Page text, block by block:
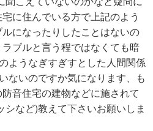
に住んでいる方で上記のよう
になったりしたことはないの
ブルと言う程ではなくても暗
ようなぎすぎすとした人間関係
ないのですか気になります、も
音住宅の建物などに施されて
など)教えて下さいお願いしま